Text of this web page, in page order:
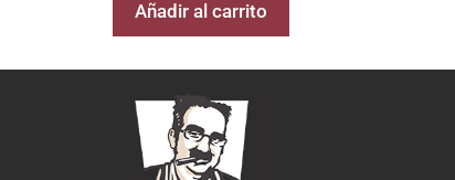
Añadir al carrito